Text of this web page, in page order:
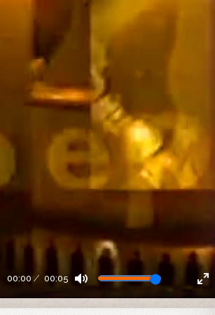
00:00 00:05